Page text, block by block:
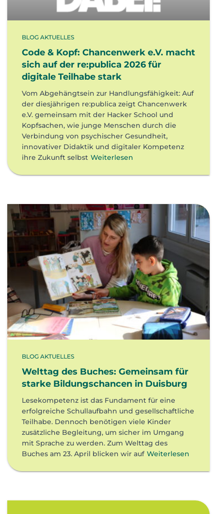
BLOG AKTUELLES
Code & Kopf: Chancenwerk e.V. macht
sich auf der re:publica 2026 für
digitale Teilhabe stark
Vom Abgehängtsein zur Handlungsfähigkeit: Auf
der diesjährigen re:publica zeigt Chancenwerk
e.V. gemeinsam mit der Hacker School und
Kopfsachen, wie junge Menschen durch die
Verbindung von psychischer Gesundheit,
innovativer Didaktik und digitaler Kompetenz
ihre Zukunft selbst Weiterlesen
BLOG AKTUELLES
Welttag des Buches: Gemeinsam für
starke Bildungschancen in Duisburg
Lesekompetenz ist das Fundament für eine
erfolgreiche Schullaufbahn und gesellschaftliche
Teilhabe. Dennoch benötigen viele Kinder
zusätzliche Begleitung, um sicher im Umgang
mit Sprache zu werden. Zum Welttag des
Buches am 23. April blicken wir auf Weiterlesen